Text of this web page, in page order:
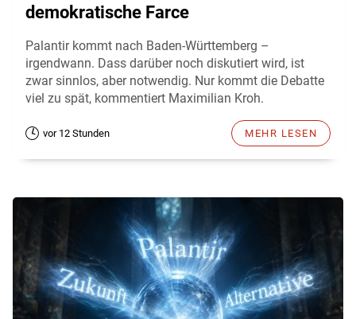
demokratische Farce
Palantir kommt nach Baden-Württemberg –
irgendwann. Dass darüber noch diskutiert wird, ist
zwar sinnlos, aber notwendig. Nur kommt die Debatte
viel zu spät, kommentiert Maximilian Kroh.
vor 12 Stunden MEHR LESEN